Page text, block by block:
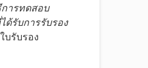
การทดสอบ
ด้รับการรับรอง
บรับรอง